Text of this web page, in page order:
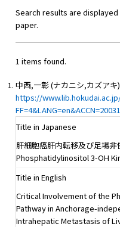
Search results are
paper.
1 items found.
中西,一彰 (ナカニシ,カズアキ)
https://
Title in Japanese
肝細胞癌肝内転移及び足場非
Phosphatidylinositol 3-OH
Title in English
Critical Involvement of the
Pathway in Anchorage-
Intrahepatic Metastasis of